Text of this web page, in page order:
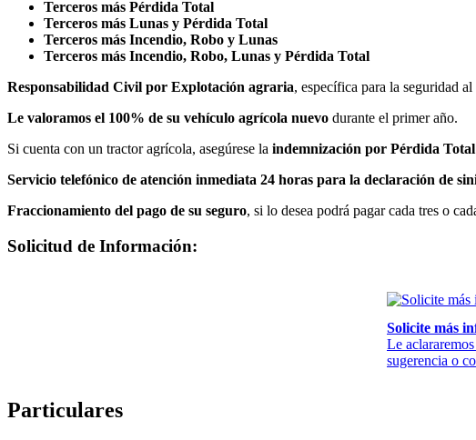
Terceros más Pérdida Total
Terceros más Lunas y Pérdida Total
Terceros más Incendio, Robo y Lunas
Terceros más Incendio, Robo, Lunas y Pérdida Total
Responsabilidad Civil por Explotación agraria, específica para la seguridad
Le valoramos el 100% de su vehículo agrícola nuevo durante el primer año.
Si cuenta con un tractor agrícola, asegúrese la indemnización por Pérdida
Servicio telefónico de atención inmediata 24 horas para la declaración de
Fraccionamiento del pago de su seguro, si lo desea podrá pagar cada tres o
Solicitud de Información:
Solicite más
Le
sugerencia o
Particulares